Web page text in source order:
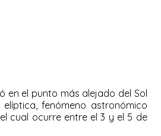
en el punto más alejado del Sol
fenómeno astronómico
el cual ocurre entre el 3 y el 5 de